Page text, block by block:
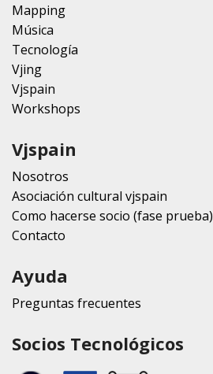
Mapping
Música
Tecnología
Vjing
Vjspain
Workshops
Vjspain
Nosotros
Asociación cultural vjspain
Como hacerse socio (fase prueba)
Contacto
Ayuda
Preguntas frecuentes
Socios Tecnológicos